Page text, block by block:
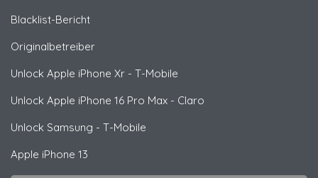
Blacklist-Bericht
Originalbetreiber
Unlock Apple iPhone Xr - T-Mobile
Unlock Apple iPhone 16 Pro Max - Claro
Unlock Samsung - T-Mobile
Apple iPhone 13